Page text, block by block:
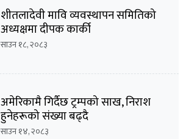
शीतलादेवी मावि व्यवस्थापन समितिको
अध्यक्षमा दीपक कार्की
साउन १८, २०८३
अमेरिकामै गिर्दैछ ट्रम्पको साख, निराश
हुनेहरूको संख्या बढ्दै
साउन १४, २०८३